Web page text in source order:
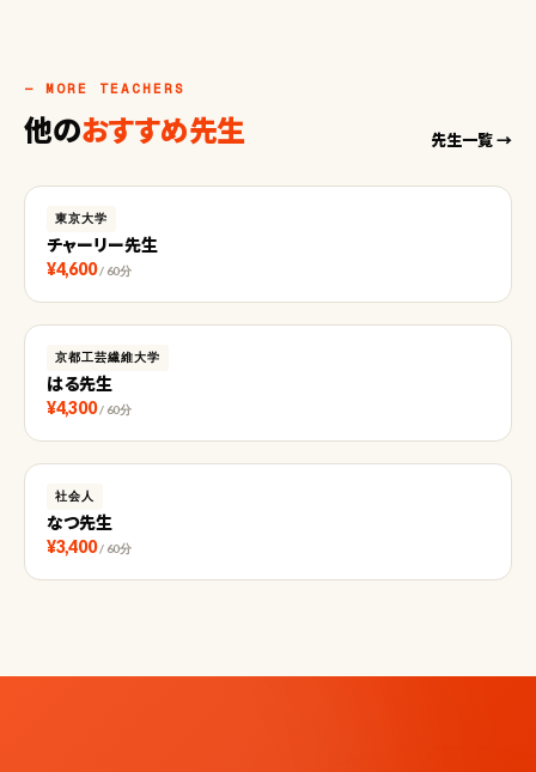
— MORE TEACHERS
他のおすすめ先生 先生一覧 →
東京大学
チャーリー先生
¥4,600 / 60分
京都工芸繊維大学
はる先生
¥4,300 / 60分
社会人
なつ先生
¥3,400 / 60分